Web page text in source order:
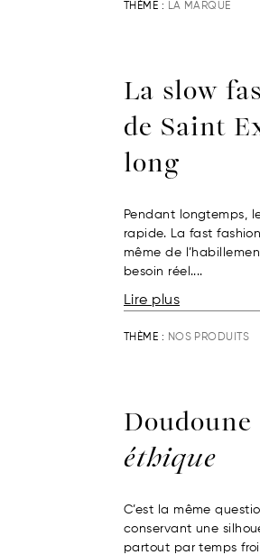
THÈME : LA MARQUE
La slow
de Saint
long
Pendant longtemps,
rapide. La fast
même de
besoin réel....
Lire plus
THÈME : NOS PRODUITS
éthique
C’est la même
conservant une
partout par temps